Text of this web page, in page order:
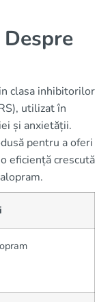
clasa inhibitorilor
utilizat în
și anxietății.
pentru a oferi
eficiență crescută